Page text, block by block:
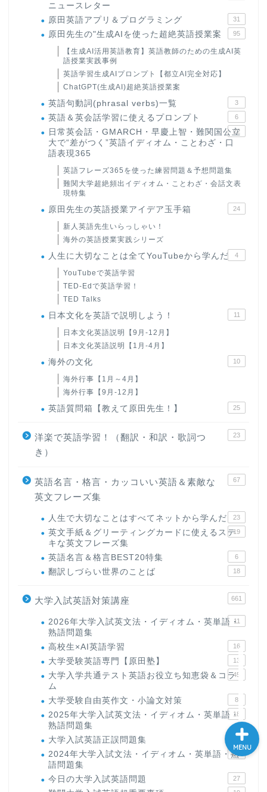
ニュースレター
原田英語アプリ＆プログラミング 31
原田先生の"生成AIを使った超絶英語授業案 95
【生成AI活用英語教育】英語教師のための生成AI英
語授業実践事例
英語学習生成AIプロンプト【都立AI完全対応】
ChatGPT(生成AI)超絶英語授業案
英語句動詞(phrasal verbs)一覧 3
英語＆英会話学習に使えるプロンプト 6
日常英会話・GMARCH・早慶上智・難関国公立
大で“差がつく”英語イディオム・ことわざ・口
語表現365
22
英語フレーズ365を使った練習問題＆予想問題集
難関大学超絶頻出イディオム・ことわざ・会話文表
現特集
原田先生の英語授業アイデア玉手箱 24
新人英語先生いらっしゃい！
海外の英語授業実践シリーズ
人生に大切なことは全てYouTubeから学んだ 4
YouTubeで英語学習
TED-Edで英語学習！
TED Talks
日本文化を英語で説明しよう！ 11
日本文化英語説明【9月-12月】
日本文化英語説明【1月-4月】
海外の文化 10
海外行事【1月～4月】
海外行事【9月-12月】
英語質問箱【教えて原田先生！】 25
洋楽で英語学習！（翻訳・和訳・歌詞つ
き）
23
英語名言・格言・カッコいい英語＆素敵な
英文フレーズ集
67
人生で大切なことはすべてネットから学んだ 23
英文手紙＆グリーティングカードに使えるステ
キな英文フレーズ集
19
英語名言＆格言BEST20特集 6
翻訳しづらい世界のことば 18
大学入試英語対策講座 661
2026年大学入試英文法・イディオム・英単語・
熟語問題集
11
高校生×AI英語学習 16
大学受験英語専門【原田塾】 13
大学入学共通テスト英語お役立ち知恵袋＆コラ
ム
45
大学受験自由英作文・小論文対策 8
2025年大学入試英文法・イディオム・英単語・
熟語問題集
18
大学入試英語正誤問題集
2024年大学入試文法・イディオム・英単語・熟
語問題集
15
今日の大学入試英語問題 27
MENU